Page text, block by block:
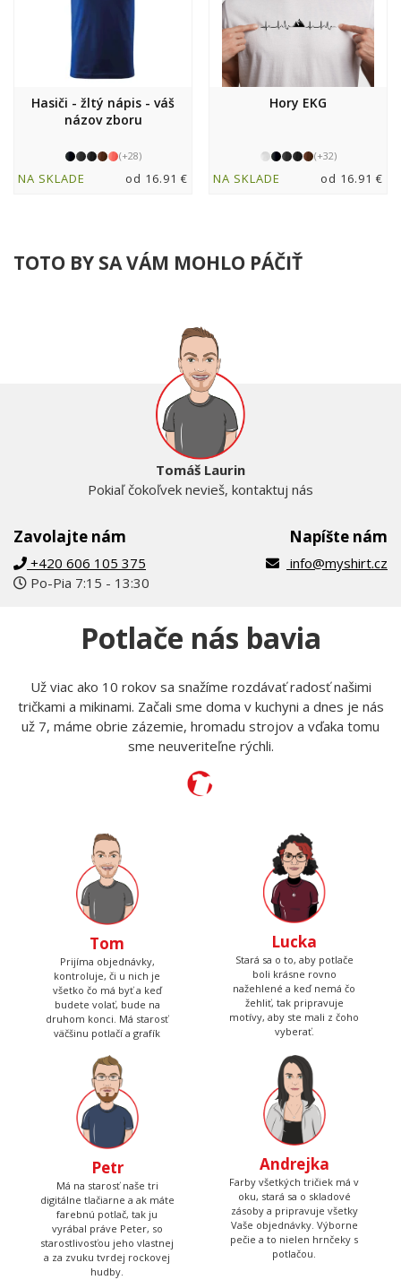
Hasiči - žltý nápis - váš
názov zboru
(+28)
NA SKLADE od 16.91 €
Hory EKG
(+32)
NA SKLADE od 16.91 €
TOTO BY SA VÁM MOHLO PÁČIŤ
Zavolajte nám
+420 606 105 375
Po-Pia 7:15 - 13:30
Tomáš Laurin
Pokiaľ čokoľvek nevieš, kontaktuj nás
Napíšte nám
info@myshirt.cz
Potlače nás bavia
Už viac ako 10 rokov sa snažíme rozdávať radosť našimi
tričkami a mikinami. Začali sme doma v kuchyni a dnes je nás
už 7, máme obrie zázemie, hromadu strojov a vďaka tomu
sme neuveriteľne rýchli.
Tom
Prijíma objednávky,
kontroluje, či u nich je
všetko čo má byť a keď
budete volať, bude na
druhom konci. Má starosť
väčšinu potlačí a grafík
Lucka
Stará sa o to, aby potlače
boli krásne rovno
nažehlené a keď nemá čo
žehliť, tak pripravuje
motívy, aby ste mali z čoho
vyberať.
Petr
Má na starosť naše tri
digitálne tlačiarne a ak máte
farebnú potlač, tak ju
vyrábal práve Peter, so
starostlivosťou jeho vlastnej
a za zvuku tvrdej rockovej
hudby.
Andrejka
Farby všetkých tričiek má v
oku, stará sa o skladové
zásoby a pripravuje všetky
Vaše objednávky. Výborne
pečie a to nielen hrnčeky s
potlačou.